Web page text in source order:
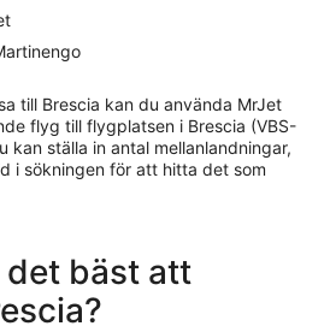
till Brescia kan du använda MrJet
flyg till flygplatsen i Brescia (VBS-
kan ställa in antal mellanlandningar,
i sökningen för att hitta det som
det bäst att